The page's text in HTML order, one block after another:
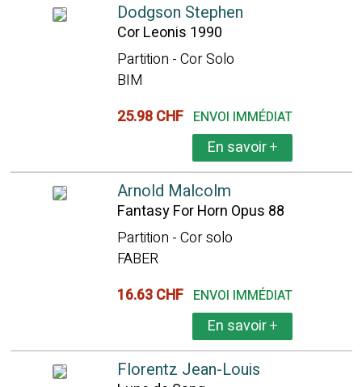
Dodgson Stephen
Cor Leonis 1990
Partition - Cor Solo
BIM
25.98 CHF ENVOI IMMÉDIAT
En savoir+
Arnold Malcolm
Fantasy For Horn Opus 88
Partition - Cor solo
FABER
16.63 CHF ENVOI IMMÉDIAT
En savoir+
Florentz Jean-Louis